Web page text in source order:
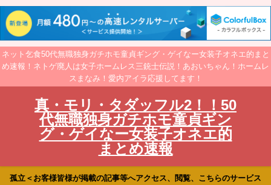
ネット乞食50代無職独身ガチホモ童貞ギング・ゲイなー女装子オネエ的まと
め速報！ネトゲ廃人は女子ホームレス三銃士伝説！あおいちゃん！ホームレ
スまなみ！愛内アイラ応援してます！
真・モリ・タダッフル2！！50
代無職独身ガチホモ童貞ギン
グ・ゲイなー女装子オネエ的
まとめ速報
孤立＜お客様皆様が掲載の記事等へアクセス、閲覧、こちらのサービス